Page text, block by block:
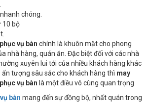
nhanh chóng.
10 bộ
vụ bàn chính là khuôn mặt cho phong
nhà hàng, quán ăn. Đặc biệt đối với các nhà
xuyên lui tới của nhiều khách hàng khác
tượng sâu sắc cho khách hàng thì may
vụ bàn là một điều vô cùng quan trọng
bàn mang đến sự đồng bộ, nhất quán trong